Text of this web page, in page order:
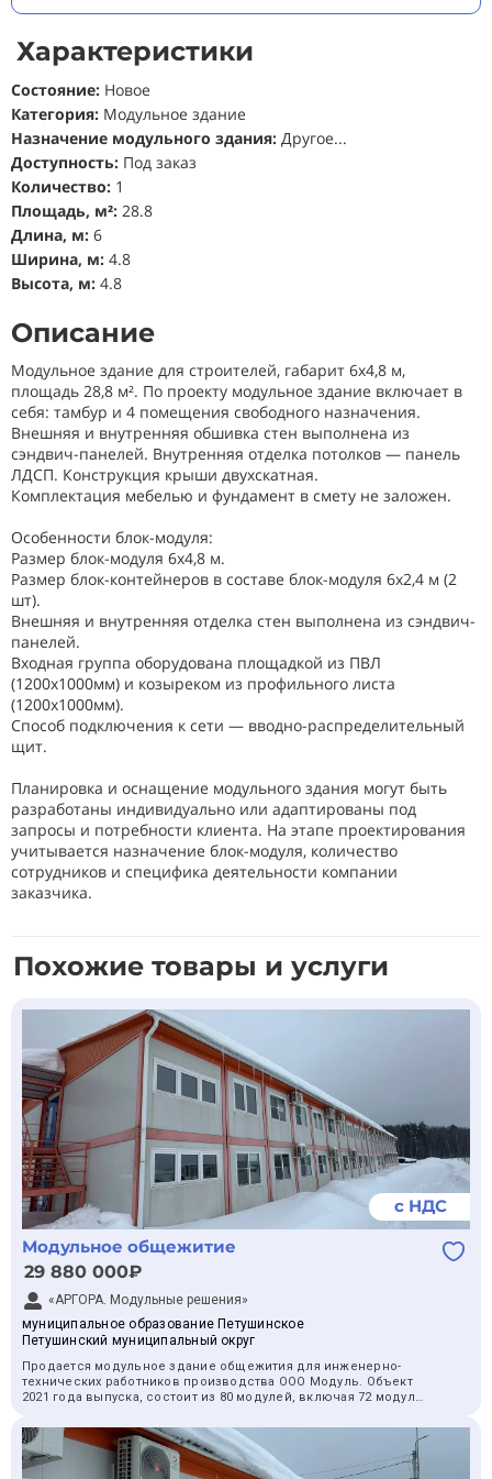
Характеристики
Состояние: Новое
Категория: Модульное здание
Назначение модульного здания: Другое...
Доступность: Под заказ
Количество: 1
Площадь, м²: 28.8
Длина, м: 6
Ширина, м: 4.8
Высота, м: 4.8
Описание
Модульное здание для строителей, габарит 6х4,8 м,
площадь 28,8 м². По проекту модульное здание включает в
себя: тамбур и 4 помещения свободного назначения.
Внешняя и внутренняя обшивка стен выполнена из
сэндвич-панелей. Внутренняя отделка потолков — панель
ЛДСП. Конструкция крыши двухскатная.
Комплектация мебелью и фундамент в смету не заложен.
Особенности блок-модуля:
Размер блок-модуля 6х4,8 м.
Размер блок-контейнеров в составе блок-модуля 6х2,4 м (2
шт).
Внешняя и внутренняя отделка стен выполнена из сэндвич-
панелей.
Входная группа оборудована площадкой из ПВЛ
(1200х1000мм) и козыреком из профильного листа
(1200х1000мм).
Способ подключения к сети — вводно-распределительный
щит.
Планировка и оснащение модульного здания могут быть
разработаны индивидуально или адаптированы под
запросы и потребности клиента. На этапе проектирования
учитывается назначение блок-модуля, количество
сотрудников и специфика деятельности компании
заказчика.
Похожие товары и услуги
с НДС
Модульное общежитие
29 880 000₽
«АРГОРА. Модульные решения»
муниципальное образование Петушинское
Петушинский муниципальный округ
Продается модульное здание общежития для инженерно-
технических работников производства ООО Модуль. Объект
2021 года выпуска, состоит из 80 модулей, включая 72 модуля
Общая площадь здания составляет 1405,102 кв. м при габаритах
50,29х13,97 м. Здание двухэтажное, в настоящее время
находится в смонтированном состоянии.